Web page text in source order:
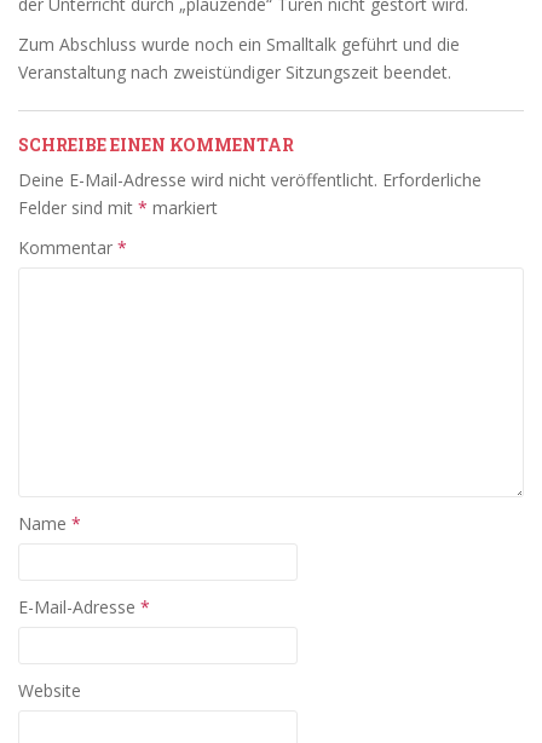
Zum Abschluss wurde noch ein Smalltalk geführt und die
Veranstaltung nach zweistündiger Sitzungszeit beendet.
SCHREIBE EINEN KOMMENTAR
Deine E-Mail-Adresse wird nicht veröffentlicht. Erforderliche
Felder sind mit * markiert
Kommentar *
Name *
E-Mail-Adresse *
Website